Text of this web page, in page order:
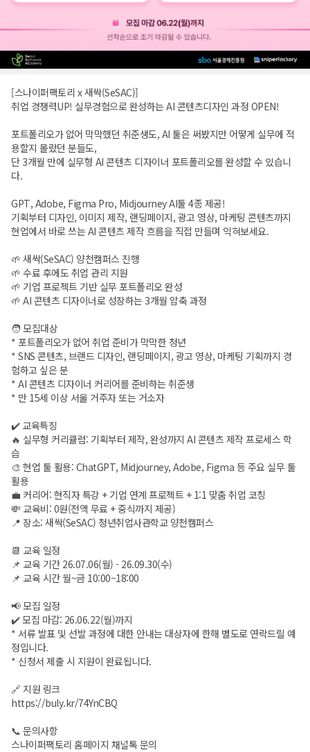
[스나이퍼팩토리 x 새싹(SeSAC)]
취업 경쟁력UP! 실무경험으로 완성하는 AI 콘텐츠디자인 과정 OPEN!
포트폴리오가 없어 막막했던 취준생도, AI 툴은 써봤지만 어떻게 실무에 적
용할지 몰랐던 분들도,
단 3개월 만에 실무형 AI 콘텐츠 디자이너 포트폴리오를 완성할 수 있습니
다.
GPT, Adobe, Figma Pro, Midjourney AI툴 4종 제공!
기획부터 디자인, 이미지 제작, 랜딩페이지, 광고 영상, 마케팅 콘텐츠까지
현업에서 바로 쓰는 AI 콘텐츠 제작 흐름을 직접 만들며 익혀보세요.
🌱 새싹(SeSAC) 양천캠퍼스 진행
🌱 수료 후에도 취업 관리 지원
🌱 기업 프로젝트 기반 실무 포트폴리오 완성
🌱 AI 콘텐츠 디자이너로 성장하는 3개월 압축 과정
🧑 모집대상
* 포트폴리오가 없어 취업 준비가 막막한 청년
* SNS 콘텐츠, 브랜드 디자인, 랜딩페이지, 광고 영상, 마케팅 기획까지 경
험하고 싶은 분
* AI 콘텐츠 디자이너 커리어를 준비하는 취준생
* 만 15세 이상 서울 거주자 또는 거소자
✔️ 교육특징
🔥 실무형 커리큘럼: 기획부터 제작, 완성까지 AI 콘텐츠 제작 프로세스 학
습
🎨 현업 툴 활용: ChatGPT, Midjourney, Adobe, Figma 등 주요 실무 툴
활용
💼 커리어: 현직자 특강 + 기업 연계 프로젝트 + 1:1 맞춤 취업 코칭
💸 교육비: 0원(전액 무료 + 중식까지 제공)
📍 장소: 새싹(SeSAC) 청년취업사관학교 양천캠퍼스
📆 교육 일정
📌 교육 기간 26.07.06(월) - 26.09.30(수)
📌 교육 시간 월~금 10:00~18:00
📢 모집 일정
✔️ 모집 마감: 26.06.22(월)까지
* 서류 발표 및 선발 과정에 대한 안내는 대상자에 한해 별도로 연락드릴 예
정입니다.
* 신청서 제출 시 지원이 완료됩니다.
🔗 지원 링크
https://buly.kr/74YnCBQ
📞 문의사항
스나이퍼팩토리 홈페이지 채널톡 문의